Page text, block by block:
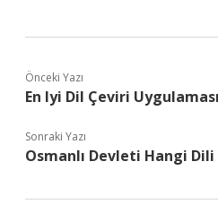
Önceki Yazı
En Iyi Dil Çeviri
Sonraki Yazı
Osmanlı Devleti Hangi